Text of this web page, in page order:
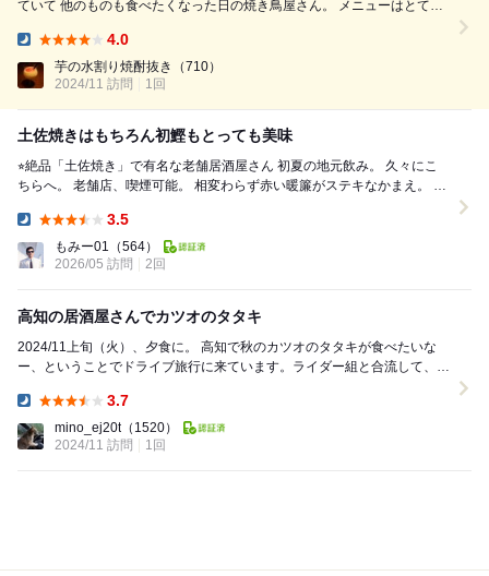
ていて 他のものも食べたくなった日の焼き鳥屋さん。 メニューはとても
4.0
芋の水割り焼酎抜き
（710）
2024/11 訪問
1回
土佐焼きはもちろん初鰹もとっても美味
⭐︎絶品「土佐焼き」で有名な老舗居酒屋さん 初夏の地元飲み。 久々にこ
ちらへ。 老舗店、喫煙可能。 相変わらず赤い暖簾がステキなかまえ。 週
3.5
もみー01 （564）
2026/05 訪問
2回
高知の居酒屋さんでカツオのタタキ
2024/11上旬（火）、夕食に。 高知で秋のカツオのタタキが食べたいな
ー、ということでドライブ旅行に来ています。ライダー組と合流して、夜
3.7
mino_ej20t （1520）
2024/11 訪問
1回